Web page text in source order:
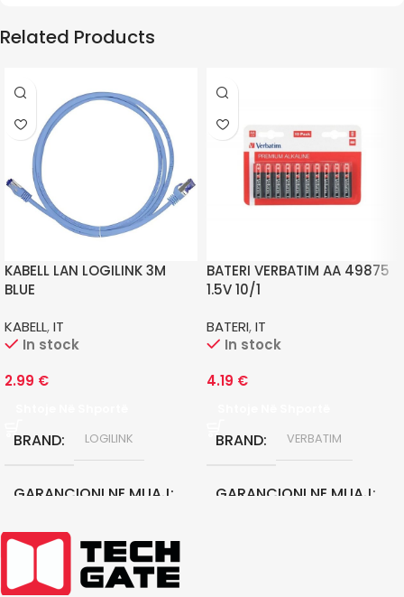
Related Products
KABELL LAN LOGILINK 3M
BLUE
KABELL,IT
In stock
2.99 €
BRAND LOGILINK
GARANCIONI NE MUAJ
0
BATERI VERBATIM AA 49875
1.5V 10/1
BATERI,IT
In stock
4.19 €
BRAND VERBATIM
GARANCIONI NE MUAJ